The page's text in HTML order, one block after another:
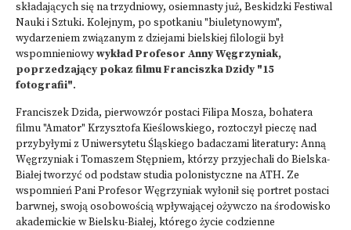
składających się na trzydniowy, osiemnasty już, Beskidzki Festiwal
Nauki i Sztuki. Kolejnym, po spotkaniu "biuletynowym",
wydarzeniem związanym z dziejami bielskiej filologii był
wspomnieniowywykład Profesor Anny Węgrzyniak,
poprzedzający pokaz filmu Franciszka Dzidy "15
fotografii".
Franciszek Dzida, pierwowzór postaci Filipa Mosza, bohatera
filmu "Amator" Krzysztofa Kieślowskiego, roztoczył pieczę nad
przybyłymi z Uniwersytetu Śląskiego badaczami literatury: Anną
Węgrzyniak i Tomaszem Stępniem, którzy przyjechali do Bielska-
Białej tworzyć od podstaw studia polonistyczne na ATH. Ze
wspomnień Pani Profesor Węgrzyniak wyłonił się portret postaci
barwnej, swoją osobowością wpływającej ożywczo na środowisko
akademickie w Bielsku-Białej, którego życie codzienne